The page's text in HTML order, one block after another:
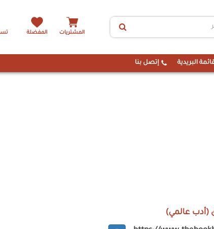
المشتريات المفضلة
البريدية إتصل بنا
(أدب عالمي)